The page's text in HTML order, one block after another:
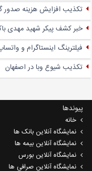
تکذیب افزایش هزینه صدور
خبر کشف پیکر شهید مهدی
فیلترینگ اینستاگرام و
تکذیب شیوع وبا در اصفهان
پیوندها
خانه
نمایشگاه آنلاین بانک ها
نمایشگاه آنلاین بیمه ها
نمایشگاه آنلاین بورس
نمایشگاه آنلاین صرافی ها